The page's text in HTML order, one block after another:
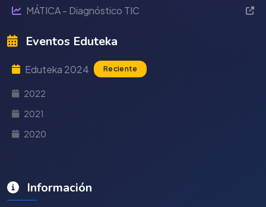
MÁTICA - Diagnóstico TIC
Eventos Eduteka
Eduteka 2024 Reciente
2022
2021
2020
Información